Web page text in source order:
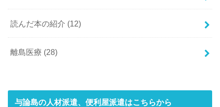
読んだ本の紹介 (12)
離島医療 (28)
与論島の人材派遣、便利屋派遣はこちらから